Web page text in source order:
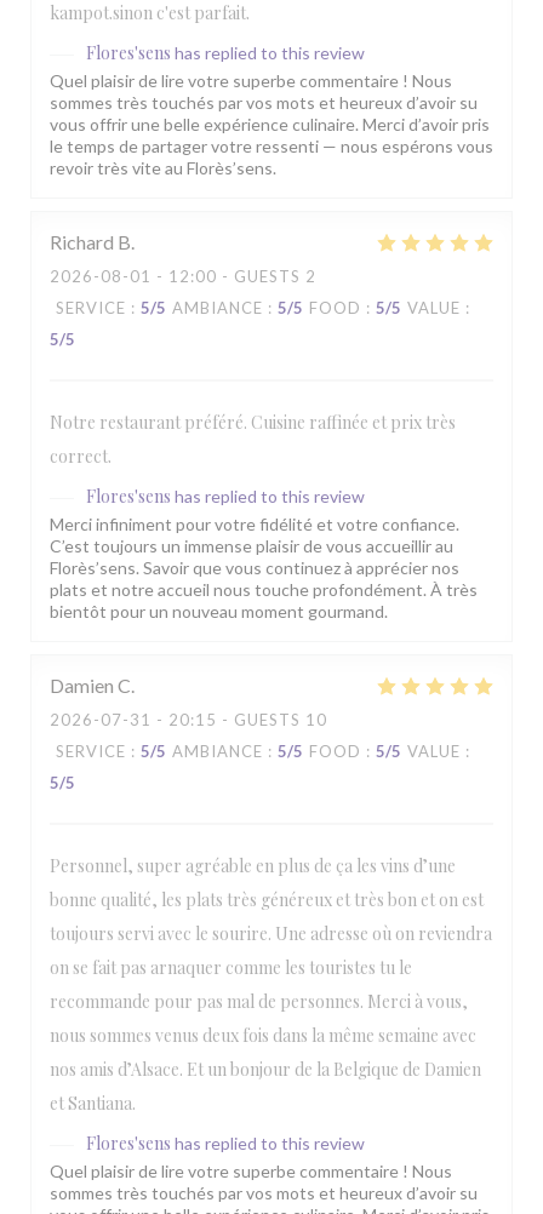
kampot.sinon c'est parfait.
Flores'sens has replied to this review
Quel plaisir de lire votre superbe commentaire ! Nous
sommes très touchés par vos mots et heureux d’avoir su
vous offrir une belle expérience culinaire. Merci d’avoir pris
le temps de partager votre ressenti — nous espérons vous
revoir très vite au Florès’sens.
Richard B
2026-08-01 - 12:00 - GUESTS 2
SERVICE : 5/5 AMBIANCE : 5/5 FOOD : 5/5 VALUE :
5/5
Notre restaurant préféré. Cuisine raffinée et prix très
correct.
Flores'sens has replied to this review
Merci infiniment pour votre fidélité et votre confiance.
C’est toujours un immense plaisir de vous accueillir au
Florès’sens. Savoir que vous continuez à apprécier nos
plats et notre accueil nous touche profondément. À très
bientôt pour un nouveau moment gourmand.
Damien C
2026-07-31 - 20:15 - GUESTS 10
SERVICE : 5/5 AMBIANCE : 5/5 FOOD : 5/5 VALUE :
5/5
Personnel, super agréable en plus de ça les vins d’une
bonne qualité, les plats très généreux et très bon et on est
toujours servi avec le sourire. Une adresse où on reviendra
on se fait pas arnaquer comme les touristes tu le
recommande pour pas mal de personnes. Merci à vous,
nous sommes venus deux fois dans la même semaine avec
nos amis d’Alsace. Et un bonjour de la Belgique de Damien
et Santiana.
Flores'sens has replied to this review
Quel plaisir de lire votre superbe commentaire ! Nous
sommes très touchés par vos mots et heureux d’avoir su